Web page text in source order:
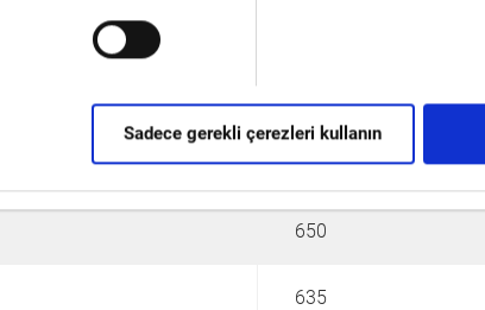
Sadece gerekli çerezleri kullanın
650
635